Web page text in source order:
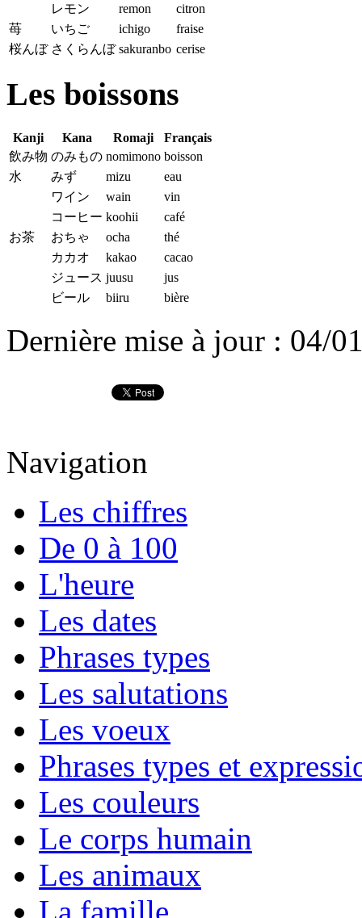
レモン
remon
citron
苺
いちご ichigo
fraise
桜んぼ さくらんぼ sakuranbo cerise
Les boissons
Kanji Kana Romaji
Français
飲み物 のみもの nomimono boisson
水
みず mizu
eau
ワイン
wain
vin
コーヒー koohii
café
お茶
おちゃ ocha
thé
カカオ
kakao
cacao
ジュース juusu
jus
ビール
biiru bière
Dernière mise à jour : 04/
Navigation
Les chiffres
De 0 à 100
L'heure
Les dates
Phrases types
Les salutations
Les voeux
Phrases types et
Les couleurs
Le corps humain
Les animaux